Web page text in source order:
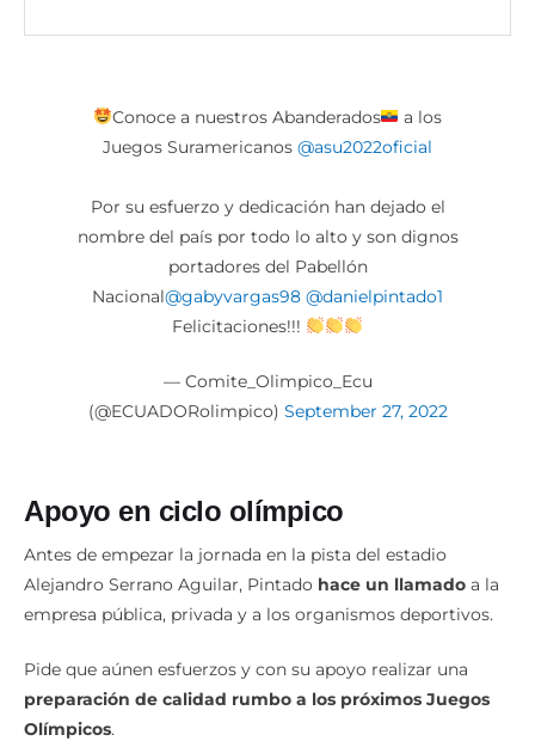
Conoce a nuestros Abanderados
a los
Juegos Suramericanos @asu2022oficial
Por su esfuerzo y dedicación han dejado el
nombre del país por todo lo alto y son dignos
portadores del Pabellón
Nacional@gabyvargas98 @danielpintado1
Felicitaciones!!!
— Comite_Olimpico_Ecu
(@ECUADORolimpico) September 27, 2022
Apoyo en ciclo olímpico
Antes de empezar la jornada en la pista del estadio
Alejandro Serrano Aguilar, Pintado hace un llamado a la
empresa pública, privada y a los organismos deportivos.
Pide que aúnen esfuerzos y con su apoyo realizar una
preparación de calidad rumbo a los próximos Juegos
Olímpicos.